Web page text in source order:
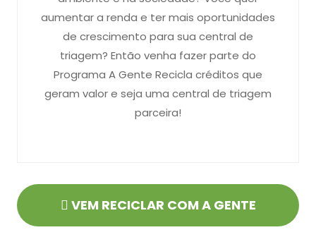
aumentar a renda e ter mais oportunidades
de crescimento para sua central de
triagem? Então venha fazer parte do
Programa A Gente Recicla créditos que
geram valor e seja uma central de triagem
parceira!
VEM RECICLAR COM A GENTE